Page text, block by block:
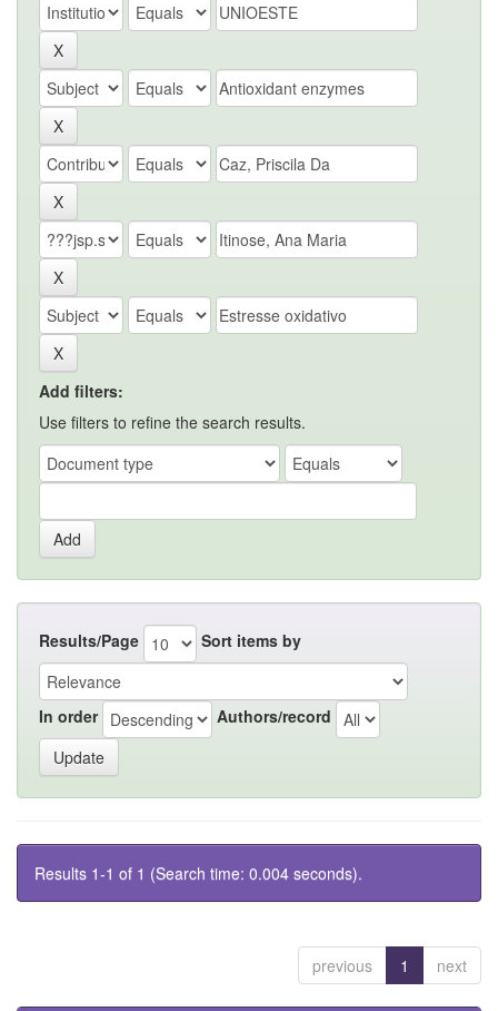
Add filters:
Use filters to refine the search results.
Results/Page Sort items by
In order Authors/record
Results 1-1 of 1 (Search time: 0.004 seconds).
previous 1 next